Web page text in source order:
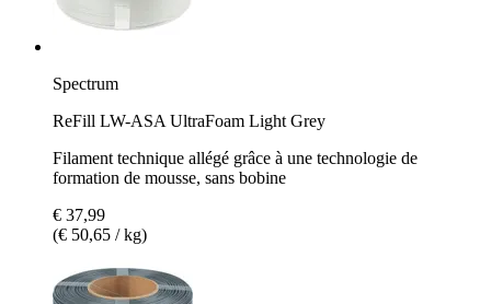
Spectrum
ReFill LW-ASA UltraFoam Light Grey
Filament technique allégé grâce à une technologie de
formation de mousse, sans bobine
€ 37,99
(€ 50,65 / kg)